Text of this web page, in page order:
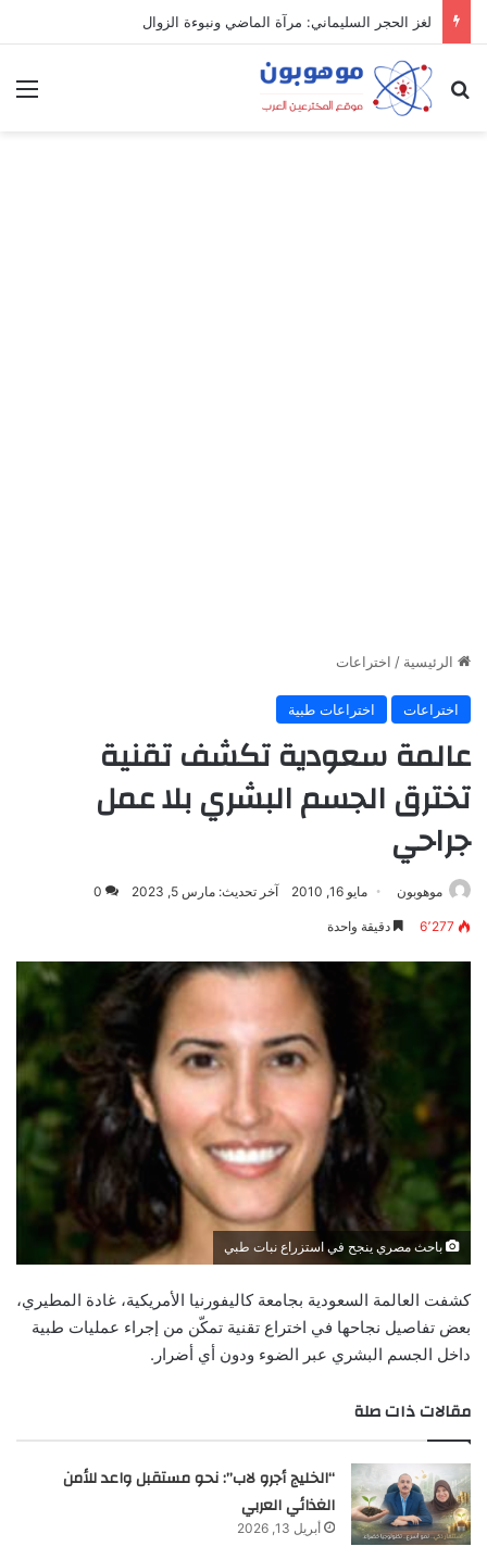
لغز الحجر السليماني: مرآة الماضي ونبوءة الزوال
بحث عن
الرئيسية / اختراعات
اختراعات اختراعات طبية
عالمة سعودية تكشف تقنية
تخترق الجسم البشري بلا عمل
جراحي
موهوبون مايو 16, 2010 آخر تحديث: مارس 5, 2023 0
6٬277 دقيقة واحدة
باحث مصري ينجح في استزراع نبات طبي
كشفت العالمة السعودية بجامعة كاليفورنيا الأمريكية، غادة المطيري،
بعض تفاصيل نجاحها في اختراع تقنية تمكّن من إجراء عمليات طبية
داخل الجسم البشري عبر الضوء ودون أي أضرار.
مقالات ذات صلة
“الخليج أجرو لاب”: نحو مستقبل واعد للأمن
الغذائي العربي
أبريل 13, 2026